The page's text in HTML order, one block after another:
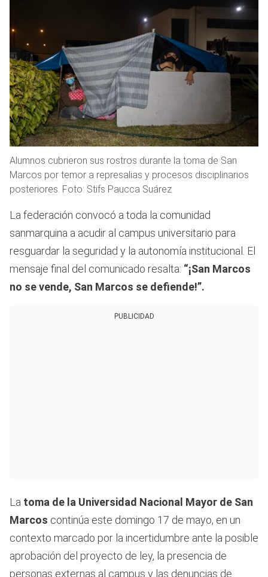
Alumnos cubrieron sus rostros durante la toma de San
Marcos por temor a represalias y procesos disciplinarios
posteriores. Foto: Stifs Paucca Suárez
La federación convocó a toda la comunidad
sanmarquina a acudir al campus universitario para
resguardar la seguridad y la autonomía institucional. El
mensaje final del comunicado resalta: “¡San Marcos
no se vende, San Marcos se defiende!”.
PUBLICIDAD
La toma de la Universidad Nacional Mayor de San
Marcos continúa este domingo 17 de mayo, en un
contexto marcado por la incertidumbre ante la posible
aprobación del proyecto de ley, la presencia de
personas externas al campus y las denuncias de